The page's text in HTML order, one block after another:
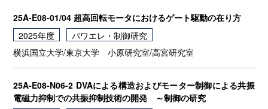
25A-E08-01/04 超高回転モータにおけるゲート駆動の在り方
2025年度
パワエレ・制御研究
横浜国立大学/東京大学
小原研究室/高宮研究室
25A-E08-N06-2 DVAによる構造およびモーター制御による共振
電磁力抑制での共振抑制技術の開発 ～制御の研究